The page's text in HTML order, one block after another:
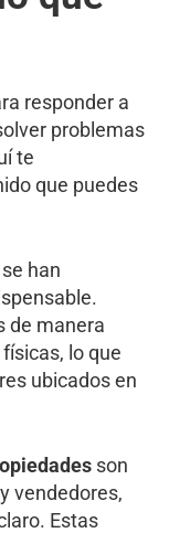
responder a
problemas
te
que puedes
se han
de manera
lo que
ubicados en
son
vendedores,
Estas